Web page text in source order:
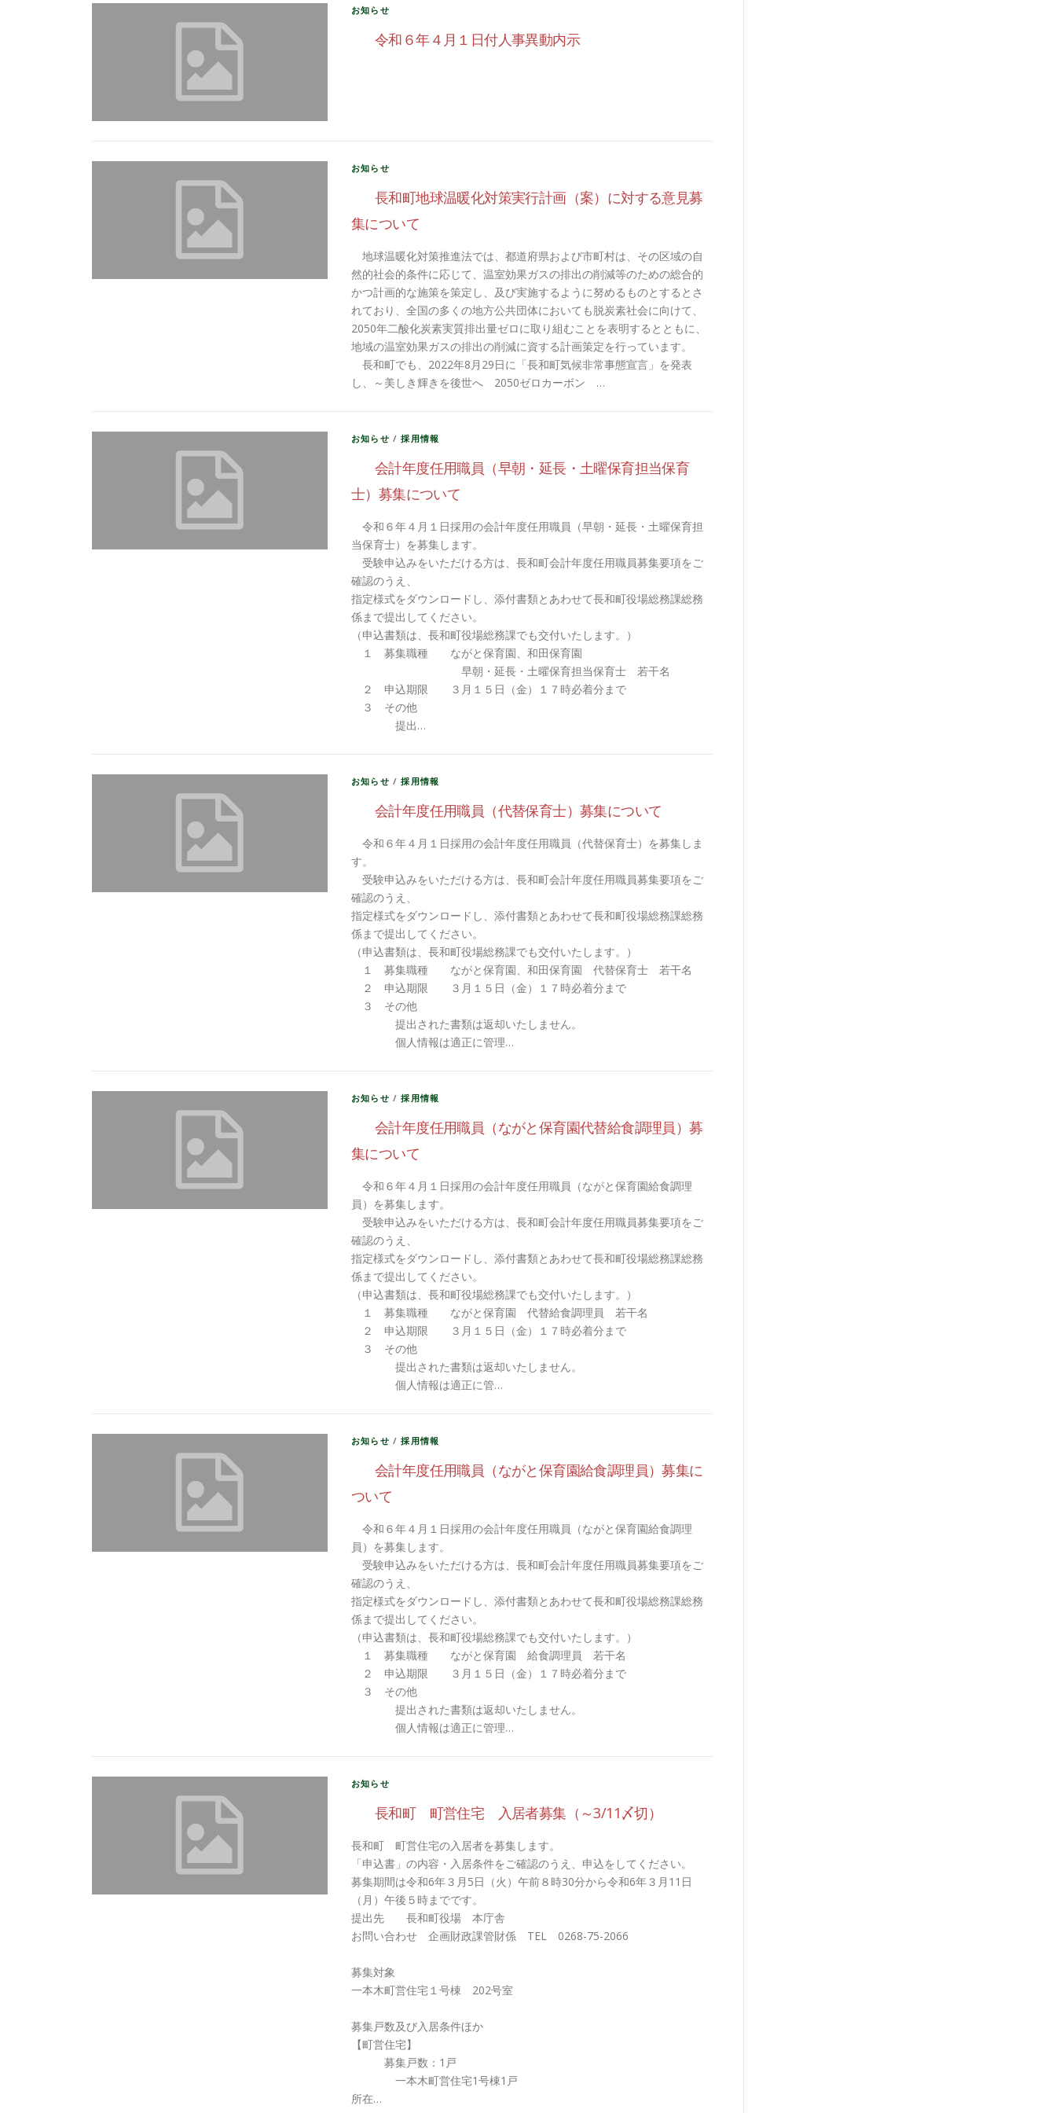
お知らせ
令和６年４月１日付人事異動内示
お知らせ
長和町地球温暖化対策実行計画（案）に対する意見募
集について
地球温暖化対策推進法では、都道府県および市町村は、その区域の自
然的社会的条件に応じて、温室効果ガスの排出の削減等のための総合的
かつ計画的な施策を策定し、及び実施するように努めるものとするとさ
れており、全国の多くの地方公共団体においても脱炭素社会に向けて、
2050年二酸化炭素実質排出量ゼロに取り組むことを表明するとともに、
地域の温室効果ガスの排出の削減に資する計画策定を行っています。
長和町でも、2022年8月29日に「長和町気候非常事態宣言」を発表
し、～美しき輝きを後世へ 2050ゼロカーボン …
お知らせ /採用情報
会計年度任用職員（早朝・延長・土曜保育担当保育
士）募集について
令和６年４月１日採用の会計年度任用職員（早朝・延長・土曜保育担
当保育士）を募集します。
受験申込みをいただける方は、長和町会計年度任用職員募集要項をご
確認のうえ、
指定様式をダウンロードし、添付書類とあわせて長和町役場総務課総務
係まで提出してください。
（申込書類は、長和町役場総務課でも交付いたします。）
１ 募集職種 ながと保育園、和田保育園
早朝・延長・土曜保育担当保育士 若干名
２ 申込期限 ３月１５日（金）１７時必着分まで
３ その他
提出…
お知らせ /採用情報
会計年度任用職員（代替保育士）募集について
令和６年４月１日採用の会計年度任用職員（代替保育士）を募集しま
す。
受験申込みをいただける方は、長和町会計年度任用職員募集要項をご
確認のうえ、
指定様式をダウンロードし、添付書類とあわせて長和町役場総務課総務
係まで提出してください。
（申込書類は、長和町役場総務課でも交付いたします。）
１ 募集職種 ながと保育園、和田保育園 代替保育士 若干名
２ 申込期限 ３月１５日（金）１７時必着分まで
３ その他
提出された書類は返却いたしません。
個人情報は適正に管理…
お知らせ /採用情報
会計年度任用職員（ながと保育園代替給食調理員）募
集について
令和６年４月１日採用の会計年度任用職員（ながと保育園給食調理
員）を募集します。
受験申込みをいただける方は、長和町会計年度任用職員募集要項をご
確認のうえ、
指定様式をダウンロードし、添付書類とあわせて長和町役場総務課総務
係まで提出してください。
（申込書類は、長和町役場総務課でも交付いたします。）
１ 募集職種 ながと保育園 代替給食調理員 若干名
２ 申込期限 ３月１５日（金）１７時必着分まで
３ その他
提出された書類は返却いたしません。
個人情報は適正に管…
お知らせ /採用情報
会計年度任用職員（ながと保育園給食調理員）募集に
ついて
令和６年４月１日採用の会計年度任用職員（ながと保育園給食調理
員）を募集します。
受験申込みをいただける方は、長和町会計年度任用職員募集要項をご
確認のうえ、
指定様式をダウンロードし、添付書類とあわせて長和町役場総務課総務
係まで提出してください。
（申込書類は、長和町役場総務課でも交付いたします。）
１ 募集職種 ながと保育園 給食調理員 若干名
２ 申込期限 ３月１５日（金）１７時必着分まで
３ その他
提出された書類は返却いたしません。
個人情報は適正に管理…
お知らせ
長和町 町営住宅 入居者募集（～3/11〆切）
長和町 町営住宅の入居者を募集します。
「申込書」の内容・入居条件をご確認のうえ、申込をしてください。
募集期間は令和6年３月5日（火）午前８時30分から令和6年３月11日
（月）午後５時までです。
提出先 長和町役場 本庁舎
お問い合わせ 企画財政課管財係 TEL 0268-75-2066
募集対象
一本木町営住宅１号棟 202号室
募集戸数及び入居条件ほか
【町営住宅】
募集戸数：1戸
一本木町営住宅1号棟1戸
所在…